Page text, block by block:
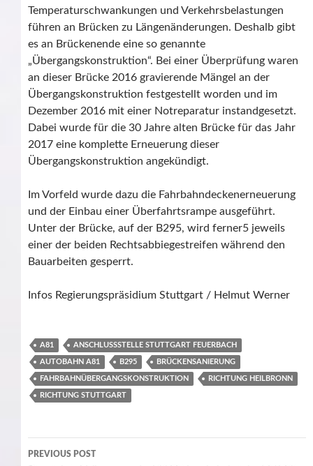
Temperaturschwankungen und Verkehrsbelastungen
führen an Brücken zu Längenänderungen. Deshalb gibt
es an Brückenende eine so genannte
„Übergangskonstruktion“. Bei einer Überprüfung waren
an dieser Brücke 2016 gravierende Mängel an der
Übergangskonstruktion festgestellt worden und im
Dezember 2016 mit einer Notreparatur instandgesetzt.
Dabei wurde für die 30 Jahre alten Brücke für das Jahr
2017 eine komplette Erneuerung dieser
Übergangskonstruktion angekündigt.
Im Vorfeld wurde dazu die Fahrbahndeckenerneuerung
und der Einbau einer Überfahrtsrampe ausgeführt.
Unter der Brücke, auf der B295, wird ferner5 jeweils
einer der beiden Rechtsabbiegestreifen während den
Bauarbeiten gesperrt.
Infos Regierungspräsidium Stuttgart / Helmut Werner
A81 ANSCHLUSSSTELLE STUTTGART FEUERBACH
AUTOBAHN A81 B295 BRÜCKENSANIERUNG
FAHRBAHNÜBERGANGSKONSTRUKTION RICHTUNG HEILBRONN
RICHTUNG STUTTGART
Post
PREVIOUS POST